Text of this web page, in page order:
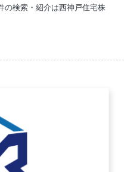
の検索・紹介は西神戸住宅株